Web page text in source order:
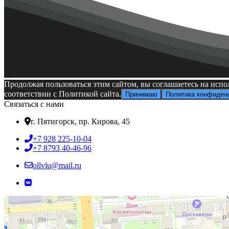
Продолжая пользоваться этим сайтом, вы соглашаетесь на
соответствии с Политикой сайта.
Принимаю Политика
Связаться с нами
г. Пятигорск, пр. Кирова, 45
+7 928 225-10-04
+7 8793 40-46-96
ollvlu@mail.ru